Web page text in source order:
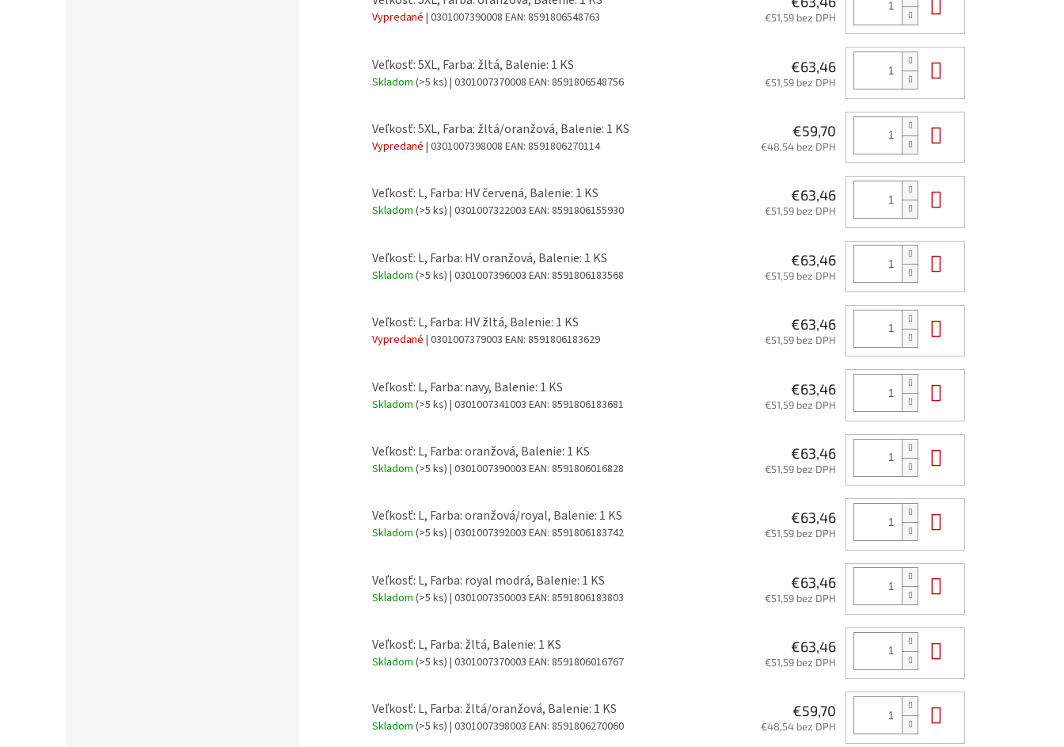
Vypredané | 0301007390008 EAN: 8591806548763 €51,59 bez DPH
Veľkosť: 5XL, Farba: žltá, Balenie: 1 KS
Skladom (>5 ks) | 0301007370008 EAN: 8591806548756
€63,46
€51,59 bez DPH
Veľkosť: 5XL, Farba: žltá/oranžová, Balenie: 1 KS
Vypredané | 0301007398008 EAN: 8591806270114
€59,70
€48,54 bez DPH
Veľkosť: L, Farba: HV červená, Balenie: 1 KS
Skladom (>5 ks) | 0301007322003 EAN: 8591806155930
€63,46
€51,59 bez DPH
Veľkosť: L, Farba: HV oranžová, Balenie: 1 KS
Skladom (>5 ks) | 0301007396003 EAN: 8591806183568
€63,46
€51,59 bez DPH
Veľkosť: L, Farba: HV žltá, Balenie: 1 KS
Vypredané | 0301007379003 EAN: 8591806183629
€63,46
€51,59 bez DPH
Veľkosť: L, Farba: navy, Balenie: 1 KS
Skladom (>5 ks) | 0301007341003 EAN: 8591806183681
€63,46
€51,59 bez DPH
Veľkosť: L, Farba: oranžová, Balenie: 1 KS
Skladom (>5 ks) | 0301007390003 EAN: 8591806016828
€63,46
€51,59 bez DPH
Veľkosť: L, Farba: oranžová/royal, Balenie: 1 KS
Skladom (>5 ks) | 0301007392003 EAN: 8591806183742
€63,46
€51,59 bez DPH
Veľkosť: L, Farba: royal modrá, Balenie: 1 KS
Skladom (>5 ks) | 0301007350003 EAN: 8591806183803
€63,46
€51,59 bez DPH
Veľkosť: L, Farba: žltá, Balenie: 1 KS
Skladom (>5 ks) | 0301007370003 EAN: 8591806016767
€63,46
€51,59 bez DPH
Veľkosť: L, Farba: žltá/oranžová, Balenie: 1 KS
Skladom (>5 ks) | 0301007398003 EAN: 8591806270060
€59,70
€48,54 bez DPH